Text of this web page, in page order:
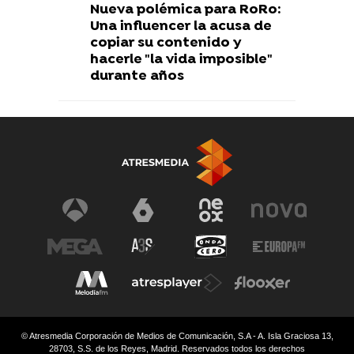
Nueva polémica para RoRo:
Una influencer la acusa de
copiar su contenido y
hacerle "la vida imposible"
durante años
© Atresmedia Corporación de Medios de Comunicación, S.A - A. Isla Graciosa 13,
28703, S.S. de los Reyes, Madrid. Reservados todos los derechos